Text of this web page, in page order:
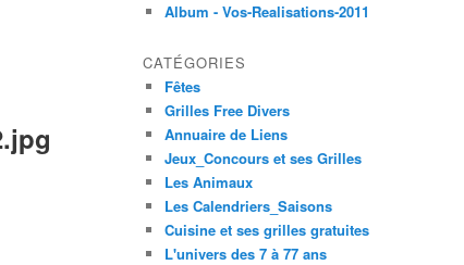
Album - Vos-Realisations-2011
CATÉGORIES
Fêtes
Grilles Free Divers
Annuaire de Liens
Jeux_Concours et ses Grilles
Les Animaux
Les Calendriers_Saisons
Cuisine et ses grilles gratuites
L'univers des 7 à 77 ans